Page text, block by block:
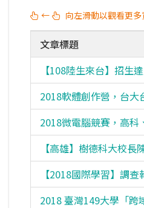
← 向左滑動以觀看更多
文章標題
【108陸生來台】招
2018軟體創作營，台大
2018微電腦競賽，高科
【高雄】樹德科大校
【2018國際學習】調
2018 臺灣149大學「跨